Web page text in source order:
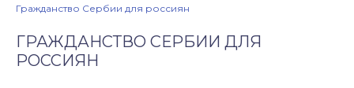
Гражданство Сербии для россиян
ГРАЖДАНСТВО СЕРБИИ ДЛЯ
РОССИЯН